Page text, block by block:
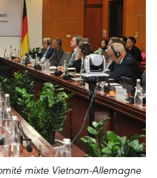
mixte Vietnam-Allemagne